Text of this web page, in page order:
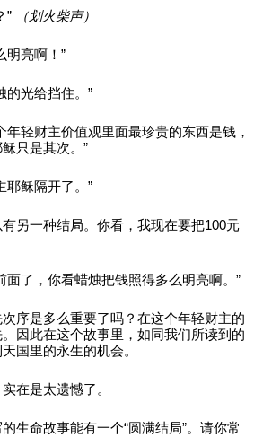
” （划火柴声）
明亮啊！”
的光给挡住。”
年轻财主价值观里面最珍贵的东西是钱，
只是其次。”
耶稣隔开了。”
另一种结局。你看，我现在要把100元
面了，你看蜡烛把钱照得多么明亮啊。”
序是多么重要了吗？在这个年轻财主的
因此在这个故事里，如同我们所读到的
国里的永生的机会。
在是太遗憾了。
生命故事能有一个“圆满结局”。请你常